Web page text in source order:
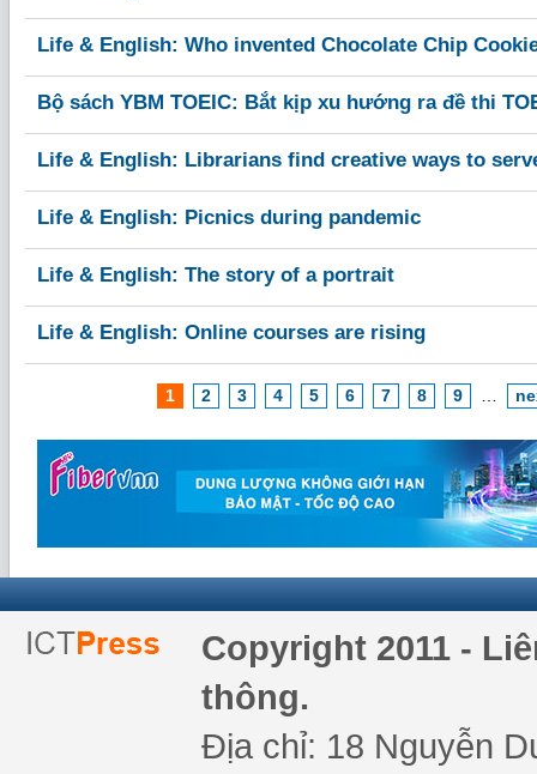
Life & English: Who invented Chocolate Chip
Bộ sách YBM TOEIC: Bắt kịp xu hướng ra đề thi
Life & English: Librarians find creative ways to
Life & English: Picnics during pandemic
Life & English: The story of a portrait
Life & English: Online courses are rising
1 2 3 4 5 6 7 8 9
Copyright 2011 -
thông.
Địa chỉ: 18 Nguyễn